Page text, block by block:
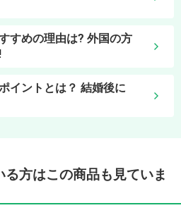
すめの理由は? 外国の方
イントとは？ 結婚後に
方はこの商品も見ていま